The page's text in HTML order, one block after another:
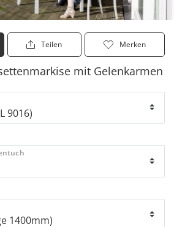
Teilen Merken
mit Gelenkarmen